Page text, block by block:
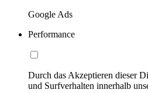
Google Ads
Performance
Durch das Akzeptieren dieser
und Surfverhalten innerhalb